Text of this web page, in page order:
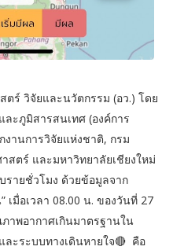
ร์ วิจัยและนวัตกรรม (อว.) โดย
ะภูมิสารสนเทศ (องค์การ
านการวิจัยแห่งชาติ, กรม
สตร์ และมหาวิทยาลัยเชียงใหม่
รายชั่วโมง ด้วยข้อมูลจาก
เมื่อเวลา 08.00 น. ของวันที่ 27
าพอากาศเกินมาตรฐานใน
ะระบบทางเดินหายใจ🔴 คือ